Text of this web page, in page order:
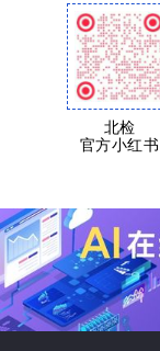
北检
官方小红书